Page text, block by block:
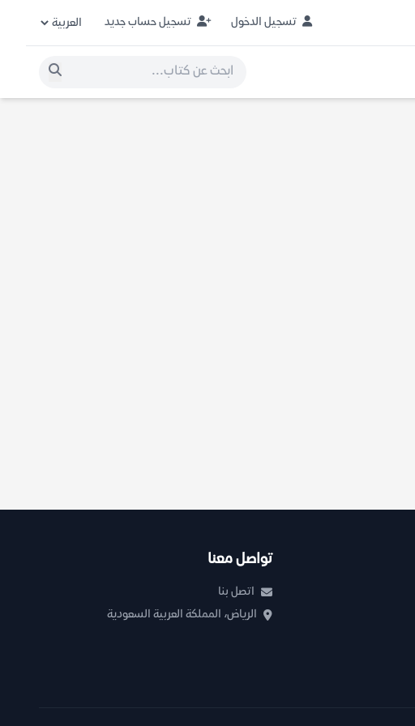
تسجيل الدخول تسجيل حساب جديد
تواصل معنا
اتصل بنا
الرياض، المملكة العربية السعودية